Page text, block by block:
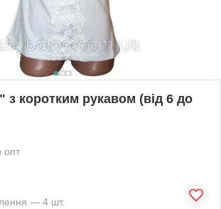
з коротким рукавом (від 6 до
опт
— 4 шт.